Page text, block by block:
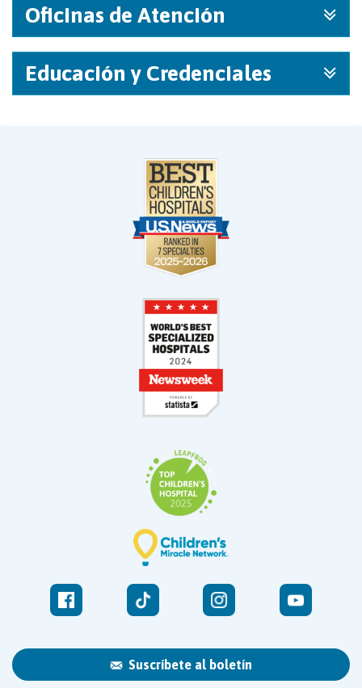
Oficinas de Atención
Educación y Credenciales
Suscríbete al boletín